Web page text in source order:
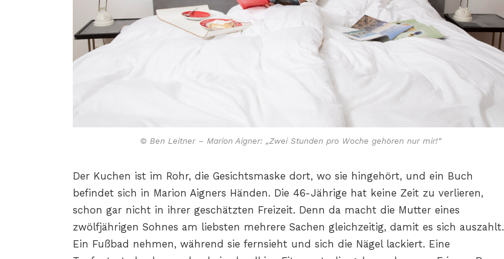
© Ben Leitner – Marion Aigner: „Zwei Stunden pro Woche gehören nur mir!“
Der Kuchen ist im Rohr, die Gesichtsmaske dort, wo sie hingehört, und ein Buch
befindet sich in Marion Aigners Händen. Die 46-Jährige hat keine Zeit zu verlieren,
schon gar nicht in ihrer geschätzten Freizeit. Denn da macht die Mutter eines
zwölfjährigen Sohnes am liebsten mehrere Sachen gleichzeitig, damit es sich auszahlt.
Ein Fußbad nehmen, während sie fernsieht und sich die Nägel lackiert. Eine